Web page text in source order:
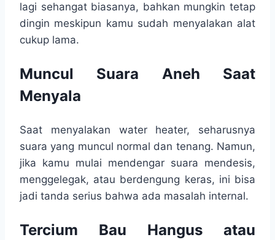
lagi sehangat biasanya, bahkan mungkin tetap
dingin meskipun kamu sudah menyalakan alat
cukup lama.
Muncul Suara Aneh Saat
Menyala
Saat menyalakan water heater, seharusnya
suara yang muncul normal dan tenang. Namun,
jika kamu mulai mendengar suara mendesis,
menggelegak, atau berdengung keras, ini bisa
jadi tanda serius bahwa ada masalah internal.
Tercium Bau Hangus atau